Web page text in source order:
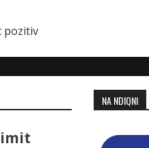
pozitiv
NA NDIQNI